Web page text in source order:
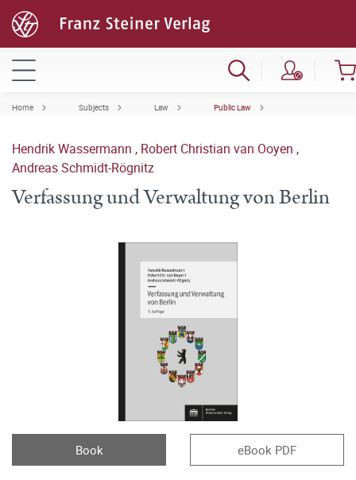
Home Subjects Law Public Law
Hendrik Wassermann , Robert Christian van Ooyen ,
Andreas Schmidt-Rögnitz
Verfassung und Verwaltung von Berlin
Book eBook PDF